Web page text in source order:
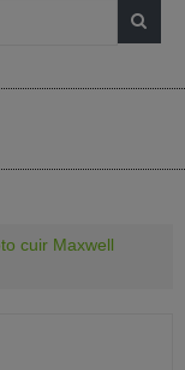
cuir Maxwell